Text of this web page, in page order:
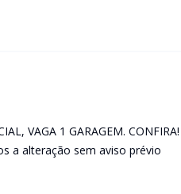
VAGA 1 GARAGEM. CONFIRA!
a alteração sem aviso prévio